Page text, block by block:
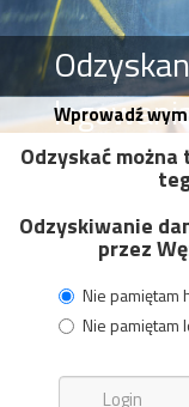
Wprowadź
Odzyskać
Odzyskiwanie
przez
Nie pamiętam
Nie pamiętam